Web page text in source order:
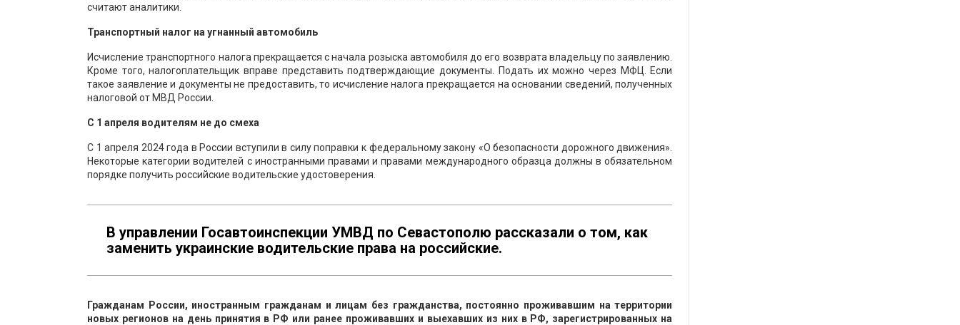
считают аналитики.
Транспортный налог на угнанный автомобиль
Исчисление транспортного налога прекращается с начала розыска автомобиля до его возврата владельцу по заявлению.
Кроме того, налогоплательщик вправе представить подтверждающие документы. Подать их можно через МФЦ. Если
такое заявление и документы не предоставить, то исчисление налога прекращается на основании сведений, полученных
налоговой от МВД России.
С 1 апреля водителям не до смеха
С 1 апреля 2024 года в России вступили в силу поправки к федеральному закону «О безопасности дорожного движения».
Некоторые категории водителей с иностранными правами и правами международного образца должны в обязательном
порядке получить российские водительские удостоверения.
В управлении Госавтоинспекции УМВД по Севастополю рассказали о том, как
заменить украинские водительские права на российские.
Гражданам России, иностранным гражданам и лицам без гражданства, постоянно проживавшим на территории
новых регионов на день принятия в РФ или ранее проживавших и выехавших из них в РФ, зарегистрированных на